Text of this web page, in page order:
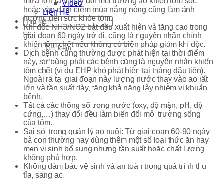
Video
Liên Hệ
hoặc vào đỉnh điểm mùa nắng nóng cũng làm ảnh
hưởng đến sức khỏe tôm.
Khí độc NH3/NO2 bắt đầu xuất hiện và tăng cao trong
giai đoạn 60 ngày trở đi, cũng là nguyên nhân chính
khiến tôm chết nếu không có biện pháp giảm khí độc.
Dịch bệnh cũng thường được phát hiện tại thời điểm
này, sự bùng phát các bệnh cũng là nguyên nhân khiến
tôm chết (ví dụ EHP khó phát hiện tại tháng đầu tiên).
Ngoài ra tại giai đoạn này lượng nước thay vào ao rất
lớn và tần suất dày, tăng khả năng lây nhiễm vi khuẩn
bệnh.
Tất cả các thông số trong nước (oxy, độ mặn, pH, độ
cứng,…) thay đổi đều làm biến đổi môi trường sống
của tôm.
Sai sót trong quản lý ao nuôi: Từ giai đoạn 60-90 ngày
bà con thường hay dùng thêm một số loại thức ăn hay
men vi sinh bổ sung nhưng tần suất hoặc chất lượng
không phù hợp.
Không đảm bảo vệ sinh và an toàn trong quá trình thu
tỉa, sang ao.